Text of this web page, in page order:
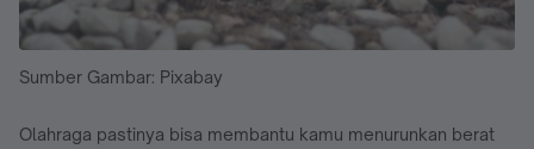
Sumber Gambar: Pixabay
Olahraga pastinya bisa membantu kamu menurunkan berat